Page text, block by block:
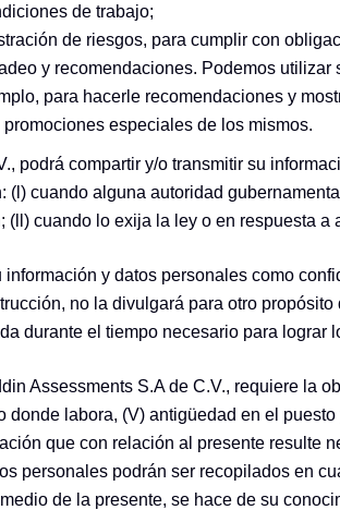
de trabajo;
de riesgos, para cumplir con
y recomendaciones. Podemos
para hacerle recomendaciones y
especiales de los mismos.
podrá compartir y/o transmitir su
(l) cuando alguna autoridad
cuando lo exija la ley o en respuesta a
y datos personales como
no la divulgará para otro
durante el tiempo necesario para
Assessments S.A de C.V., requiere la
donde labora, (V) antigüedad en el
que con relación al presente
personales podrán ser recopilados en
de la presente, se hace de su